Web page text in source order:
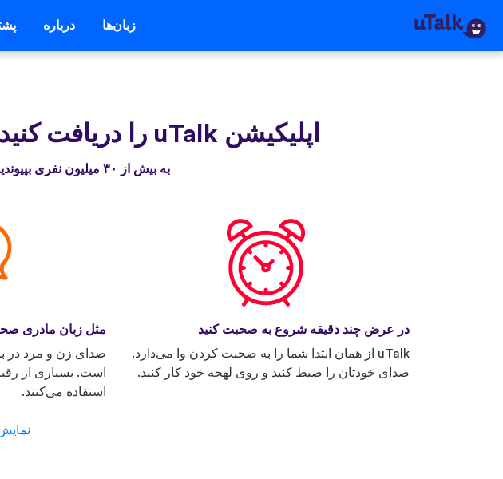
زبان‌ها درباره
اپلیکیشن uTalk‌ را دریافت کنید
به بیش از ۳۰ میلیون نفری بپیوندید که از روش یادگیری زبان uTalk بهره برده‌اند
در عرض چند دقیقه شروع به صحبت کنید
uTalk از همان ابتدا شما را به صحبت کردن وا می‌دارد.
صدای خودتان را ضبط کنید و روی لهجه خود کار کنید.
مثل زبان مادری
صدای زن و مرد در
است. بسیاری از
استفاده می‌کنند.